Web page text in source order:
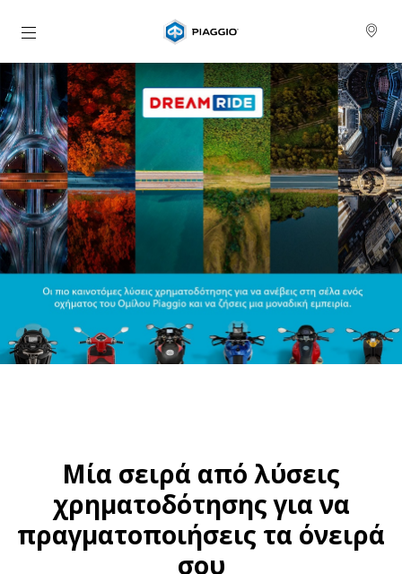
Μετάβαση στο κυρίως περιεχόμενο
Μία σειρά από λύσεις
χρηματοδότησης για να
πραγματοποιήσεις τα όνειρά
σου